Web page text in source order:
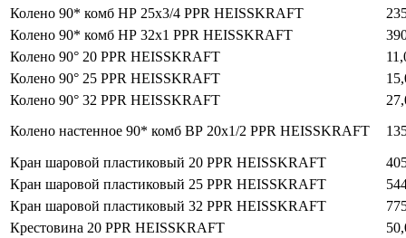
Колено 90* комб НР 25х3/4 PPR HEISSKRAFT
Колено 90* комб НР 32х1 PPR HEISSKRAFT
Колено 90° 20 PPR HEISSKRAFT
Колено 90° 25 PPR HEISSKRAFT
Колено 90° 32 PPR HEISSKRAFT
Колено настенное 90* комб ВР 20х1/2 PPR HEISSKRAFT
Кран шаровой пластиковый 20 PPR HEISSKRAFT
Кран шаровой пластиковый 25 PPR HEISSKRAFT
Кран шаровой пластиковый 32 PPR HEISSKRAFT
Крестовина 20 PPR HEISSKRAFT